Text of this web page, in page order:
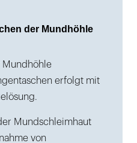
der Mundhöhle
Mundhöhle
erfolgt mit
Mundschleimhaut
von